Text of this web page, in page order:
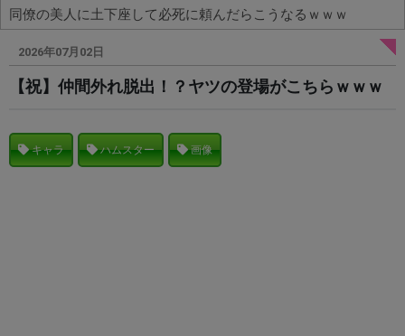
同僚の美人に土下座して必死に頼んだらこうなるｗｗｗ
Powered by livedoor 相互RSS
2026年07月02日
【祝】仲間外れ脱出！？ヤツの登場がこちらｗｗｗ
キャラ ハムスター 画像